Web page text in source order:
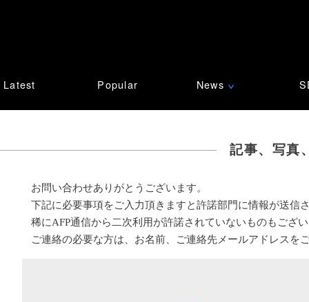
Latest Popular News ∨
記事、写真
お問い合わせありがとうございます。
下記に必要事項をご入力頂きますと許諾部門に情報が送信
稀にAFP通信から二次利用が許諾されていないものもござ
ご連絡の必要な方は、お名前、ご連絡先メールアドレスを